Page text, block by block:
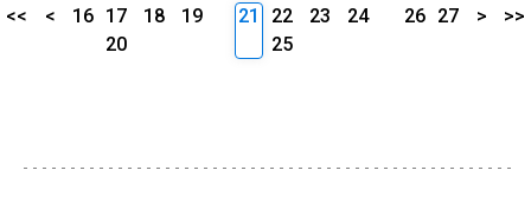
<< < 16 17 18
19
20
21 22 23
24
25
26 27 > >>